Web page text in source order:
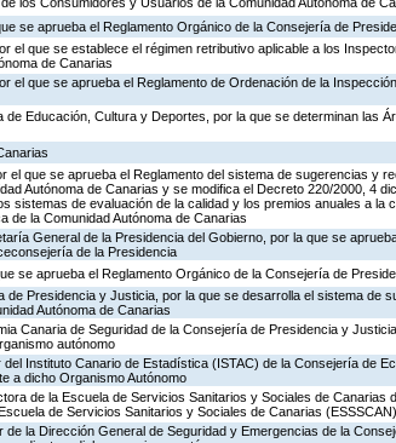
se aprueba el Reglamento Orgánico de la Consejería de
el que se establece el régimen retributivo aplicable a los
de Canarias
el que se aprueba el Reglamento de Ordenación de la
Educación, Cultura y Deportes, por la que se determinan las
el que se aprueba el Reglamento del sistema de sugerencias y
Autónoma de Canarias y se modifica el Decreto 220/2000, 4
sistemas de evaluación de la calidad y los premios anuales a la
de la Comunidad Autónoma de Canarias
General de la Presidencia del Gobierno, por la que se
de la Presidencia
se aprueba el Reglamento Orgánico de la Consejería de
de Presidencia y Justicia, por la que se desarrolla el sistema de
Autónoma de Canarias
Canaria de Seguridad de la Consejería de Presidencia y
autónomo
Instituto Canario de Estadística (ISTAC) de la Consejería de
a dicho Organismo Autónomo
de la Escuela de Servicios Sanitarios y Sociales de Canarias
de Servicios Sanitarios y Sociales de Canarias (ESSSCAN)
de la Dirección General de Seguridad y Emergencias de la